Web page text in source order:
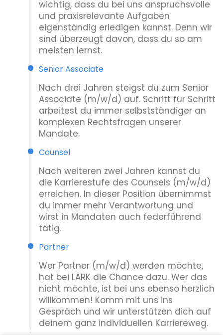
wichtig, dass du bei uns anspruchsvolle
und praxisrelevante Aufgaben
eigenständig erledigen kannst. Denn wir
sind überzeugt davon, dass du so am
meisten lernst.
Senior Associate
Nach drei Jahren steigst du zum Senior
Associate (m/w/d) auf. Schritt für Schritt
arbeitest du immer selbstständiger an
komplexen Rechtsfragen unserer
Mandate.
Counsel
Nach weiteren zwei Jahren kannst du
die Karrierestufe des Counsels (m/w/d)
erreichen. In dieser Position übernimmst
du immer mehr Verantwortung und
wirst in Mandaten auch federführend
tätig.
Partner
Wer Partner (m/w/d) werden möchte,
hat bei LARK die Chance dazu. Wer das
nicht möchte, ist bei uns ebenso herzlich
willkommen! Komm mit uns ins
Gespräch und wir unterstützen dich auf
deinem ganz individuellen Karriereweg.